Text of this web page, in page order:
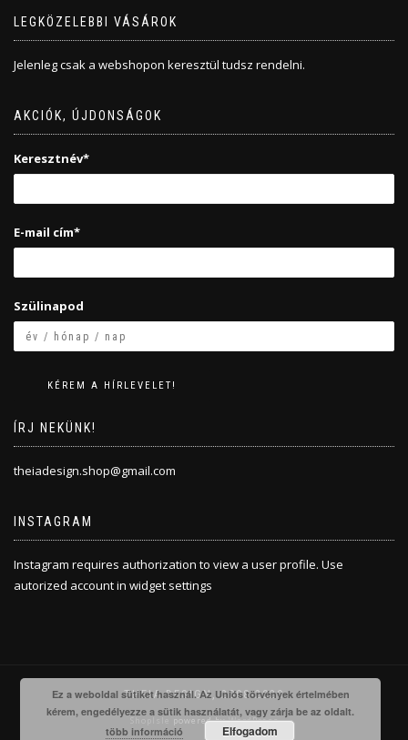
LEGKÖZELEBBI VÁSÁROK
Jelenleg csak a webshopon keresztül tudsz rendelni.
AKCIÓK, ÚJDONSÁGOK
Keresztnév*
E-mail cím*
Szülinapod
ÍRJ NEKÜNK!
theiadesign.shop@gmail.com
INSTAGRAM
Instagram requires authorization to view a user profile. Use
autorized account in widget settings
THEIA DESIGN, 2008-2020
powered byWordPress
Ez a weboldal sütiket használ. Az Uniós törvények értelmében
kérem, engedélyezze a sütik használatát, vagy zárja be az oldalt.
több információ
Elfogadom